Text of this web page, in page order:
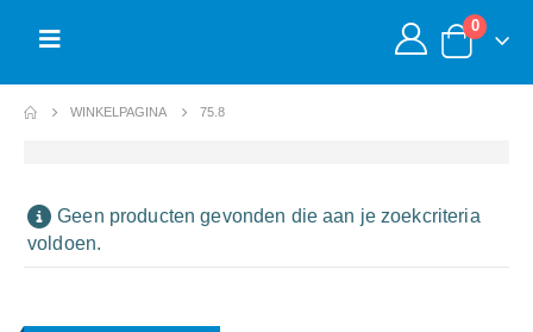
0
WINKELPAGINA 75.8
Geen producten gevonden die aan je zoekcriteria
voldoen.